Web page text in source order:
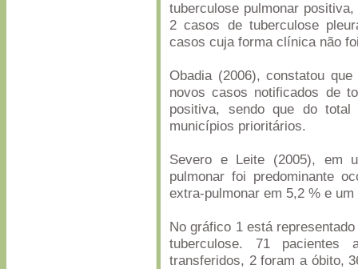
tuberculose pulmonar
2 casos de tuberculose
casos cuja forma clínica não
Obadia (2006), constatou
novos casos notificados de
positiva, sendo que do
municípios prioritários.
Severo e Leite (2005), em
pulmonar foi predominante
extra-pulmonar em 5,2 % e
No gráfico 1 está
tuberculose. 71 pacientes
transferidos, 2 foram a óbito,